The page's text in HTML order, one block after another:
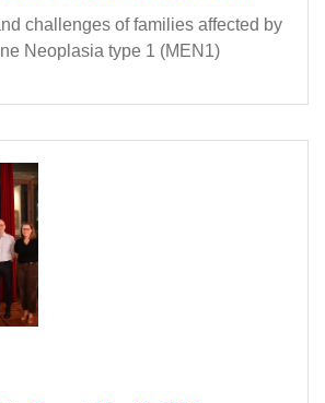
challenges of families affected by
Neoplasia type 1 (MEN1)